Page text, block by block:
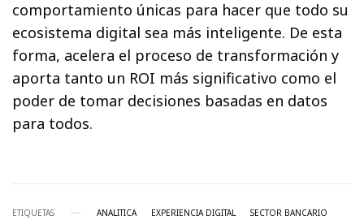
comportamiento únicas para hacer que todo su
ecosistema digital sea más inteligente. De esta
forma, acelera el proceso de transformación y
aporta tanto un ROI más significativo como el
poder de tomar decisiones basadas en datos
para todos.
ETIQUETAS ANALITICA EXPERIENCIA DIGITAL SECTOR BANCARIO